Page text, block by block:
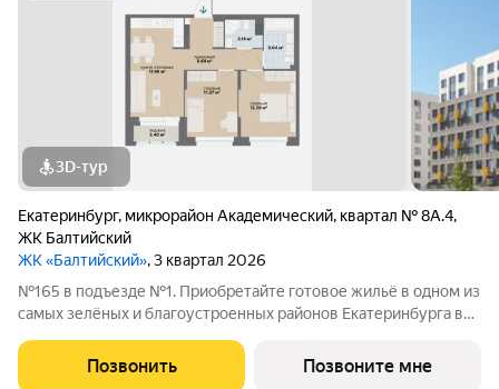
3D-тур
Екатеринбург, микрорайон Академический, квартал № 8А.4,
ЖК Балтийский
ЖК «Балтийский», 3 квартал 2026
№165 в подъезде №1. Приобретайте готовое жильё в одном из
самых зелёных и благоустроенных районов Екатеринбурга в
планировки: помимо стандартных, есть варианты с террасами,
антресолями,
Позвонить Позвоните мне